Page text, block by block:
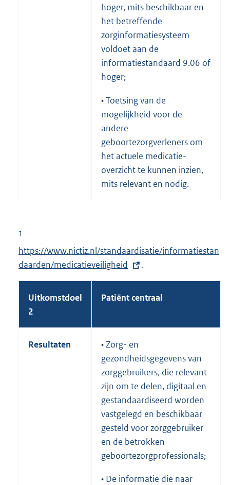
hoger, mits beschikbaar en
het betreffende
zorginformatiesysteem
voldoet aan de
informatiestandaard 9.06 of
hoger;
• Toetsing van de
mogelijkheid voor de
andere
geboortezorgverleners om
het actuele medicatie-
overzicht te kunnen inzien,
mits relevant en nodig.
1
E
x
t
https://www.nictiz.nl/standaardisatie/informatiestan
daarden/medicatieveiligheid
.
Uitkomstdoel
2
Patiënt centraal
Resultaten
• Zorg- en
gezondheidsgegevens van
zorggebruikers, die relevant
zijn om te delen, digitaal en
gestandaardiseerd worden
vastgelegd en beschikbaar
gesteld voor zorggebruiker
en de betrokken
geboortezorgprofessionals;
• De informatie die naar